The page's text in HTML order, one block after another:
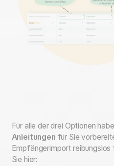
Für alle der drei Optionen
Anleitungen für Sie
Empfängerimport
Sie hier: